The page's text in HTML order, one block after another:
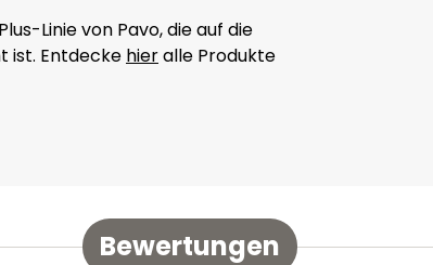
Linie von Pavo, die auf die
ist. Entdecke hieralle Produkte
Bewertungen